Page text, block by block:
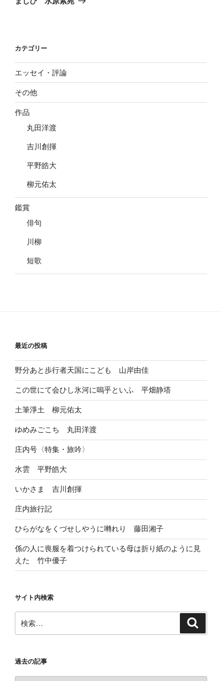
カテゴリー
エッセイ・評論
その他
作品
丸田洋渡
吉川創揮
平野皓大
柳元佑太
鑑賞
俳句
川柳
短歌
最近の投稿
野分あと歩行者天国にこども 山岸由佳
この世にて会ひし氷河に嗚乎といふ 平畑静塔
土筆淨土 柳元佑太
ゆめみごこち 丸田洋渡
庄内号〈特集・旅吟〉
水雲 平野皓大
いかさま 吉川創揮
庄内旅行記
ひらがなをくづせしやうに囀れり 藤田湘子
係の人に喪服を着つけられている母は折り紙のように見
えた 竹中優子
サイト内検索
索:
過去の記事